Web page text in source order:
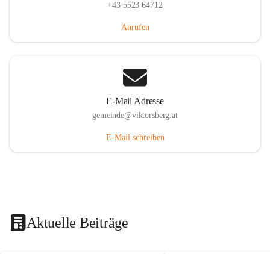
+43 5523 64712
Anrufen
E-Mail Adresse
gemeinde@viktorsberg.at
E-Mail schreiben
Aktuelle Beiträge